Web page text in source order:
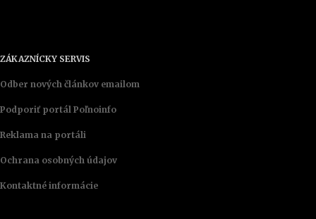
ZÁKAZNÍCKY SERVIS
Odber nových článkov emailom
Podporiť portál Poľnoinfo
Reklama na portáli
Ochrana osobných údajov
Kontaktné informácie